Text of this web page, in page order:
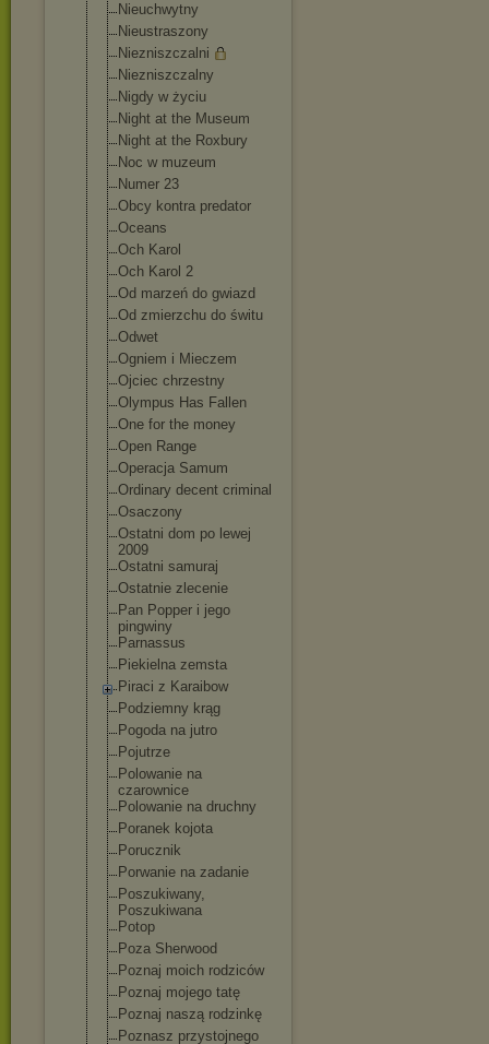
Nieuchwytny
Nieustraszony
Niezniszczalni
Niezniszczalny
Nigdy w życiu
Night at the Museum
Night at the Roxbury
Noc w muzeum
Numer 23
Obcy kontra predator
Oceans
Och Karol
Och Karol 2
Od marzeń do gwiazd
Od zmierzchu do świtu
Odwet
Ogniem i Mieczem
Ojciec chrzestny
Olympus Has Fallen
One for the money
Open Range
Operacja Samum
Ordinary decent criminal
Osaczony
Ostatni dom po lewej
2009
Ostatni samuraj
Ostatnie zlecenie
Pan Popper i jego
pingwiny
Parnassus
Piekielna zemsta
Piraci z Karaibow
Podziemny krąg
Pogoda na jutro
Pojutrze
Polowanie na
czarownice
Polowanie na druchny
Poranek kojota
Porucznik
Porwanie na zadanie
Poszukiwany,
Poszukiwana
Potop
Poza Sherwood
Poznaj moich rodziców
Poznaj mojego tatę
Poznaj naszą rodzinkę
Poznasz przystojnego